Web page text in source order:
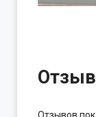
Отзывов